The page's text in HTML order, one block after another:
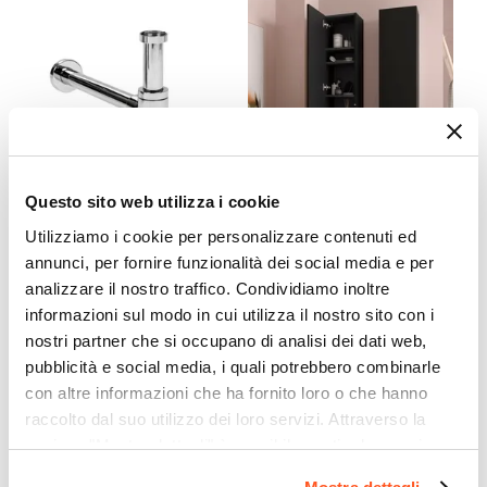
Questo sito web utilizza i cookie
Utilizziamo i cookie per personalizzare contenuti ed
annunci, per fornire funzionalità dei social media e per
analizzare il nostro traffico. Condividiamo inoltre
informazioni sul modo in cui utilizza il nostro sito con i
nostri partner che si occupano di analisi dei dati web,
pubblicità e social media, i quali potrebbero combinarle
con altre informazioni che ha fornito loro o che hanno
raccolto dal suo utilizzo dei loro servizi. Attraverso la
sezione "Mostra dettagli" è possibile gestire le proprie
Kit Fissaggio A Muro
Incluso
Colore
Caratteristiche
Caratteristiche Lavabo
Lavabo
Tipologia Lavabo
Integrato
Materiale Lavabo
Ceramica
Colore Lavabo
CODICE:SIFTC
Sifone di scarico tondo
universale in ottone
cromato
€ 22,00
CODICE:ANC-14N
Colonna bagno sospesa 140
h cm nero opaco - Anami
€ 196,01